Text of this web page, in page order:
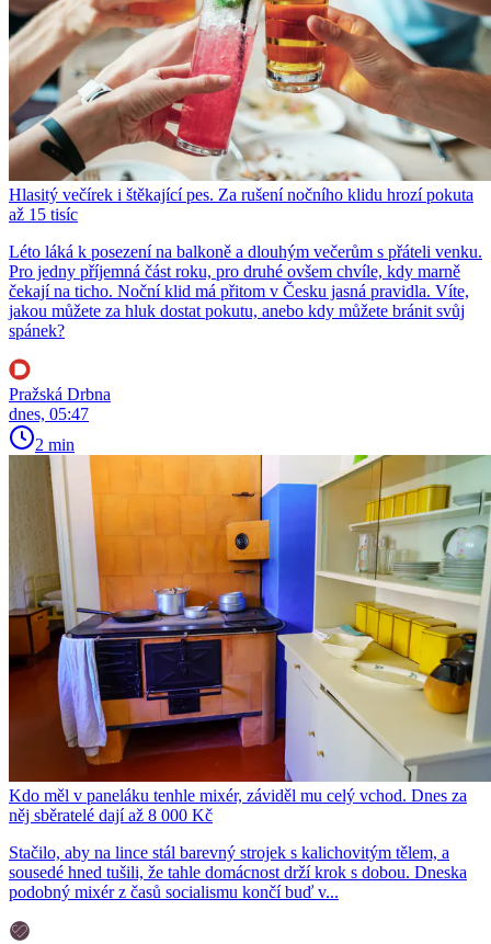
Hlasitý večírek i štěkající pes. Za rušení nočního klidu hrozí pokuta
až 15 tisíc
Léto láká k posezení na balkoně a dlouhým večerům s přáteli venku.
Pro jedny příjemná část roku, pro druhé ovšem chvíle, kdy marně
čekají na ticho. Noční klid má přitom v Česku jasná pravidla. Víte,
jakou můžete za hluk dostat pokutu, anebo kdy můžete bránit svůj
spánek?
Pražská Drbna
dnes, 05:47
2 min
Kdo měl v paneláku tenhle mixér, záviděl mu celý vchod. Dnes za
něj sběratelé dají až 8 000 Kč
Stačilo, aby na lince stál barevný strojek s kalichovitým tělem, a
sousedé hned tušili, že tahle domácnost drží krok s dobou. Dneska
podobný mixér z časů socialismu končí buď v...